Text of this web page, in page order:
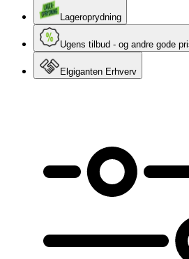
Lageroprydning
Ugens tilbud - og andre gode
Elgiganten Erhverv